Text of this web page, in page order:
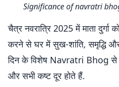
Significance of navratri
चैत्र नवरात्रि 2025 में माता दुर्गा
करने से घर में सुख-शांति, समृद्धि
दिन के विशेष Navratri Bhog से
और सभी कष्ट दूर होते हैं.